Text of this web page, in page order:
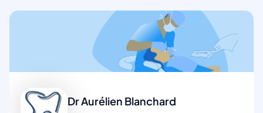
Dr Aurélien Blanchard